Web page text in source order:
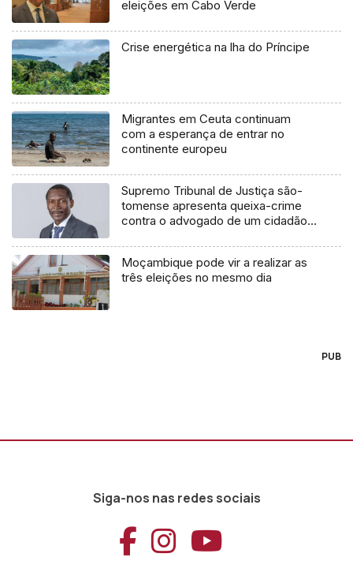
eleições em Cabo Verde
Crise energética na lha do Príncipe
Migrantes em Ceuta continuam
com a esperança de entrar no
continente europeu
Supremo Tribunal de Justiça são-
tomense apresenta queixa-crime
contra o advogado de um cidadão
Moçambique pode vir a realizar as
três eleições no mesmo dia
PUB
Siga-nos nas redes sociais
Aceder ao
Aceder ao
Aceder